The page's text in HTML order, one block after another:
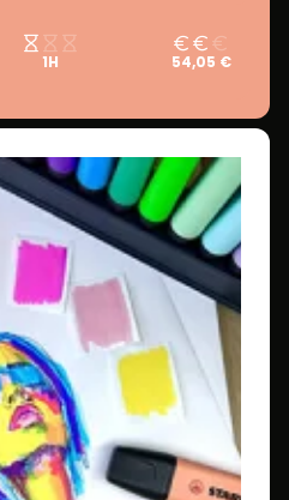
1H 54,05 €